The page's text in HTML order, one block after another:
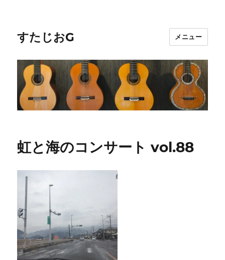
すたじおG メニュー
虹と海のコンサート vol.88